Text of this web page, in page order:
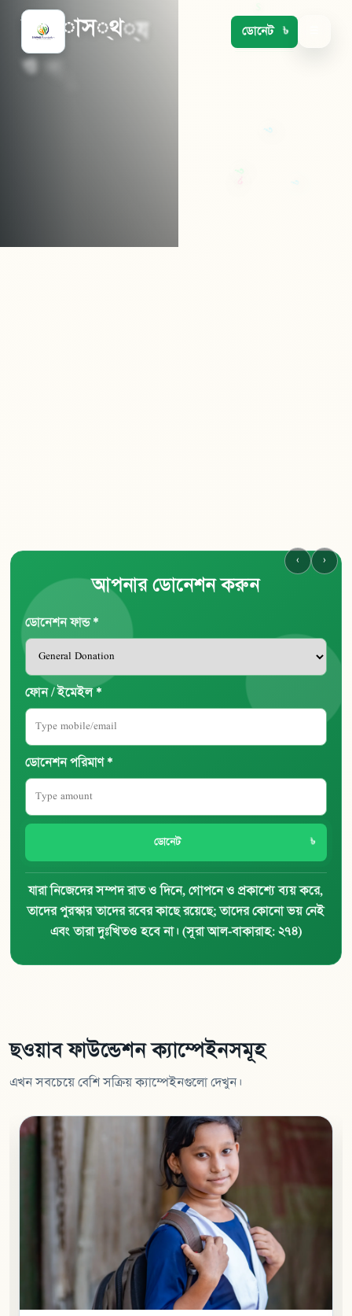
ডোনেট
স্ াস্থ্য
ও পু
‹ ›
আপনার ডোনেশন করুন
ডোনেশন ফান্ড *
ফোন / ইমেইল *
ডোনেশন পরিমাণ *
ডোনেট
যারা নিজেদের সম্পদ রাত ও দিনে, গোপনে ও প্রকাশ্যে ব্যয় করে,
তাদের পুরস্কার তাদের রবের কাছে রয়েছে; তাদের কোনো ভয় নেই
এবং তারা দুঃখিতও হবে না। (সূরা আল-বাকারাহ: ২৭৪)
ছওয়াব ফাউন্ডেশন ক্যাম্পেইনসমূহ
এখন সবচেয়ে বেশি সক্রিয় ক্যাম্পেইনগুলো দেখুন।